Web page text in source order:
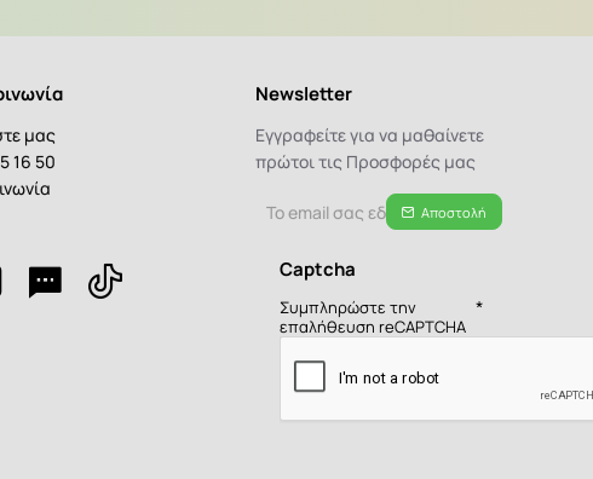
μας
16 50
Newsletter
Εγγραφείτε για να μαθαίνετε
πρώτοι τις Προσφορές μας
email
εδώ...
Αποστολή
Captcha
Συμπληρώστε την
επαλήθευση reCAPTCHA